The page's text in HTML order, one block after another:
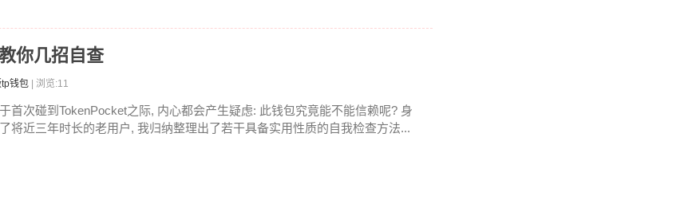
你几招自查
钱包 | 浏览:11
首次碰到TokenPocket之际, 内心都会产生疑虑: 此钱包究竟能不能信赖呢? 身
将近三年时长的老用户, 我归纳整理出了若干具备实用性质的自我检查方法...